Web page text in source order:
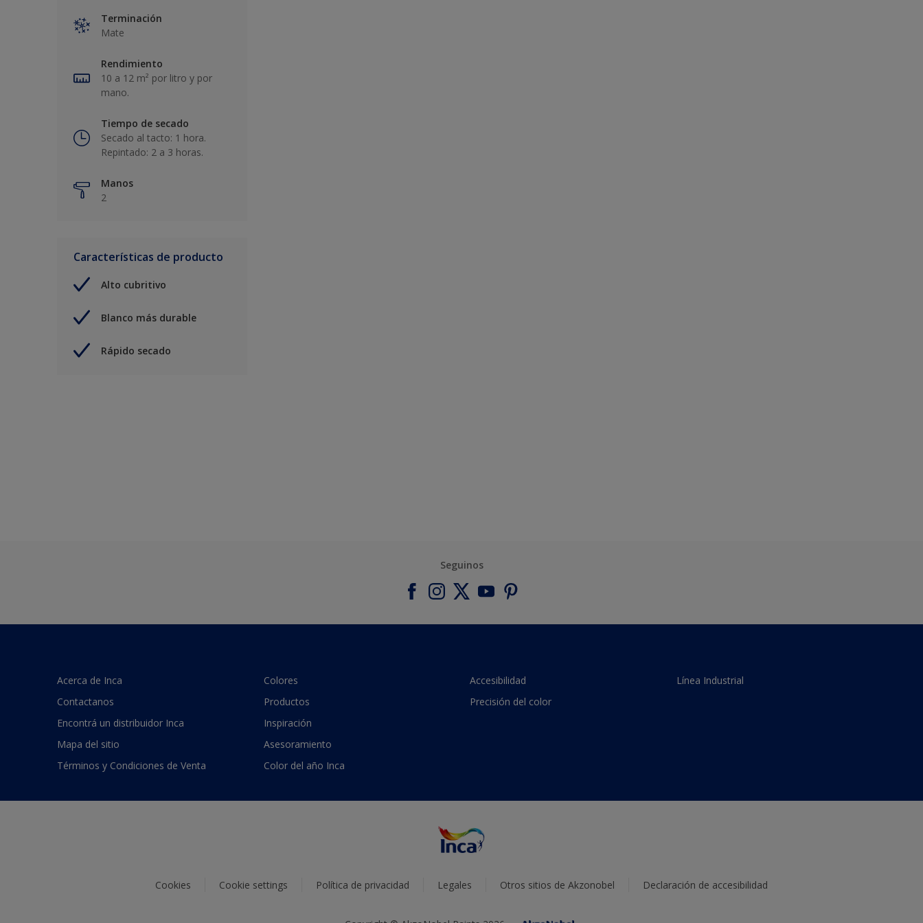
Terminación
Mate
Rendimiento
10 a 12 m² por litro y por
mano.
Tiempo de secado
Secado al tacto: 1 hora.
Repintado: 2 a 3 horas.
Manos
2
Características de producto
Alto cubritivo
Blanco más durable
Rápido secado
Seguinos
Acerca de Inca
Contactanos
Encontrá un distribuidor Inca
Mapa del sitio
Términos y Condiciones de Venta
Colores
Productos
Inspiración
Asesoramiento
Color del año Inca
Accesibilidad
Precisión del color
Línea Industrial
Cookies Cookie settings Política de privacidad Legales Otros sitios de Akzonobel Declaración de accesibilidad